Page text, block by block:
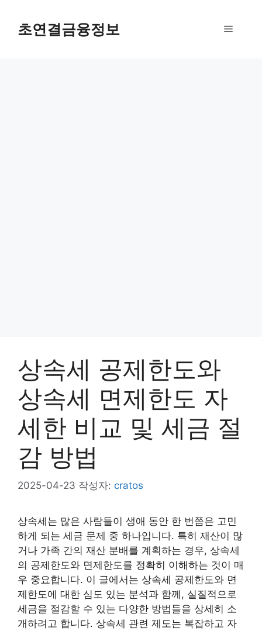
초연결금융정보 메
상속세 공제한도와
상속세 면제한도 자
세한 비교 및 세금 절
감 방법
2025-04-23 작성자: cratos
상속세는 많은 사람들이 생애 동안 한 번쯤은 고민
하게 되는 세금 문제 중 하나입니다. 특히 재산이 많
거나 가족 간의 재산 분배를 계획하는 경우, 상속세
의 공제한도와 면제한도를 정확히 이해하는 것이 매
우 중요합니다. 이 글에서는 상속세 공제한도와 면
제한도에 대한 심도 있는 분석과 함께, 실질적으로
세금을 절감할 수 있는 다양한 방법들을 상세히 소
개하려고 합니다. 상속세 관련 제도는 복잡하고 자